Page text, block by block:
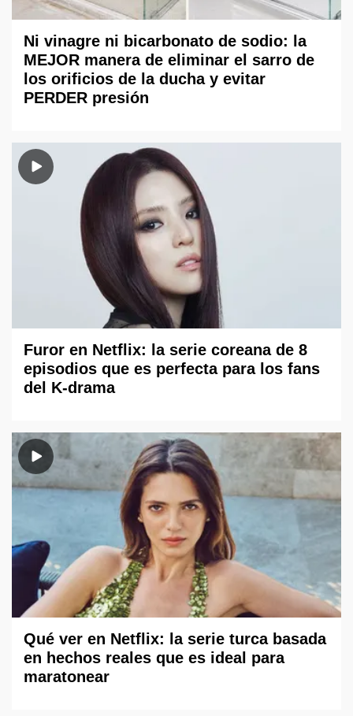
Ni vinagre ni bicarbonato de sodio: la
MEJOR manera de eliminar el sarro de
los orificios de la ducha y evitar
PERDER presión
Furor en Netflix: la serie coreana de 8
episodios que es perfecta para los fans
del K-drama
Qué ver en Netflix: la serie turca basada
en hechos reales que es ideal para
maratonear